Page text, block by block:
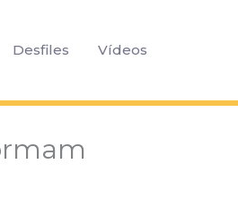
Desfiles Vídeos